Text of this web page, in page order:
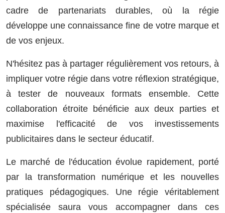
cadre de partenariats durables, où la régie
développe une connaissance fine de votre marque et
de vos enjeux.
N'hésitez pas à partager régulièrement vos retours, à
impliquer votre régie dans votre réflexion stratégique,
à tester de nouveaux formats ensemble. Cette
collaboration étroite bénéficie aux deux parties et
maximise l'efficacité de vos investissements
publicitaires dans le secteur éducatif.
Le marché de l'éducation évolue rapidement, porté
par la transformation numérique et les nouvelles
pratiques pédagogiques. Une régie véritablement
spécialisée saura vous accompagner dans ces